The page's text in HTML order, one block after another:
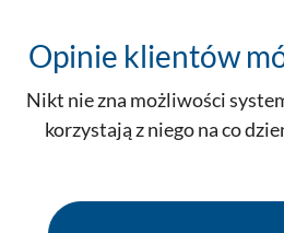
Opinie klientów
Nikt nie zna możliwości
korzystają z niego na co